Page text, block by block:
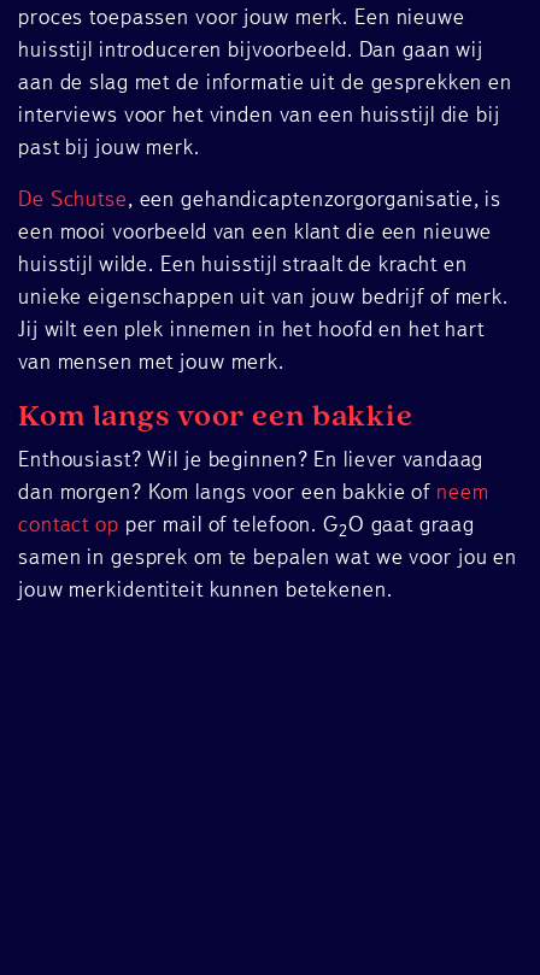
proces toepassen voor jouw merk. Een nieuwe
huisstijl introduceren bijvoorbeeld. Dan gaan wij
aan de slag met de informatie uit de gesprekken en
interviews voor het vinden van een huisstijl die bij
past bij jouw merk.
De Schutse, een gehandicaptenzorgorganisatie, is
een mooi voorbeeld van een klant die een nieuwe
huisstijl wilde. Een huisstijl straalt de kracht en
unieke eigenschappen uit van jouw bedrijf of merk.
Jij wilt een plek innemen in het hoofd en het hart
van mensen met jouw merk.
Kom langs voor een bakkie
Enthousiast? Wil je beginnen? En liever vandaag
dan morgen? Kom langs voor een bakkie of neem
contact op per mail of telefoon. G2O gaat graag
samen in gesprek om te bepalen wat we voor jou en
jouw merkidentiteit kunnen betekenen.